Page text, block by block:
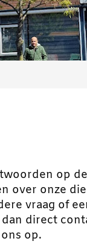
op
over onze
vraag of
dan direct
ons op.